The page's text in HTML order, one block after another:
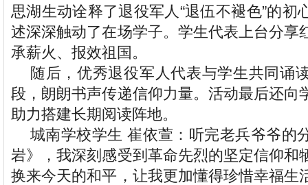
思湖生动诠释了退役军人“退伍不褪色”的初
述深深触动了在场学子。学生代表上台分享
承薪火、报效祖国。
随后，优秀退役军人代表与学生共同诵
段，朗朗书声传递信仰力量。活动最后还向
助力搭建长期阅读阵地。
城南学校学生 崔依萱：听完老兵爷爷的
岩》，我深刻感受到革命先烈的坚定信仰和
换来今天的和平，让我更加懂得珍惜幸福生